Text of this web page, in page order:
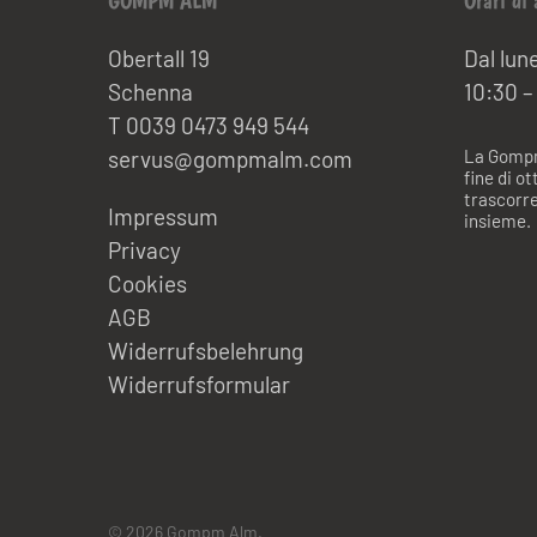
Obertall 19
Schenna
T 0039 0473 949 544
servus@gompmalm.com
Impressum
Privacy
Cookies
AGB
Widerrufsbelehrung
Widerrufsformular
Dal
10:30
La
fine di
insieme.
© 2026 Gompm Alm.